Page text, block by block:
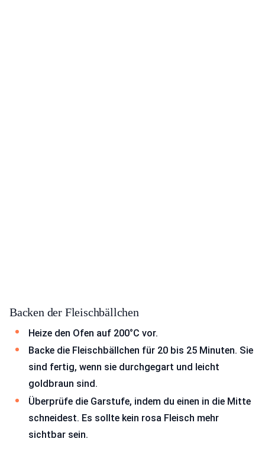
Backen der Fleischbällchen
Heize den Ofen auf 200°C vor.
Backe die Fleischbällchen für 20 bis 25 Minuten. Sie
sind fertig, wenn sie durchgegart und leicht
goldbraun sind.
Überprüfe die Garstufe, indem du einen in die Mitte
schneidest. Es sollte kein rosa Fleisch mehr
sichtbar sein.